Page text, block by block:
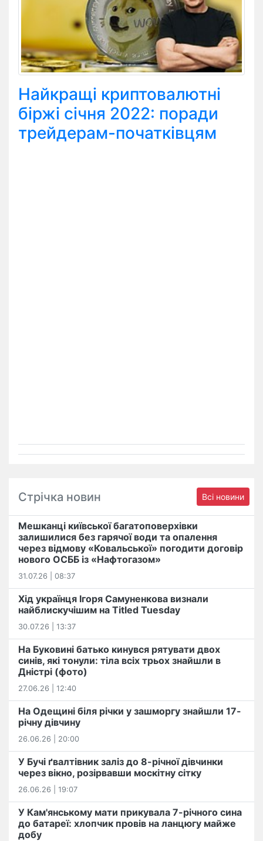
Найкращі криптовалютні
біржі січня 2022: поради
трейдерам-початківцям
Стрічка новин Всі новини
Мешканці київської багатоповерхівки
залишилися без гарячої води та опалення
через відмову «Ковальської» погодити договір
нового ОСББ із «Нафтогазом»
31.07.26 | 08:37
Хід українця Ігоря Самуненкова визнали
найблискучішим на Titled Tuesday
30.07.26 | 13:37
На Буковині батько кинувся рятувати двох
синів, які тонули: тіла всіх трьох знайшли в
Дністрі (фото)
27.06.26 | 12:40
На Одещині біля річки у зашморгу знайшли 17-
річну дівчину
26.06.26 | 20:00
У Бучі ґвалтівник заліз до 8-річної дівчинки
через вікно, розірвавши москітну сітку
26.06.26 | 19:07
У Кам'янському мати прикувала 7-річного сина
до батареї: хлопчик провів на ланцюгу майже
добу